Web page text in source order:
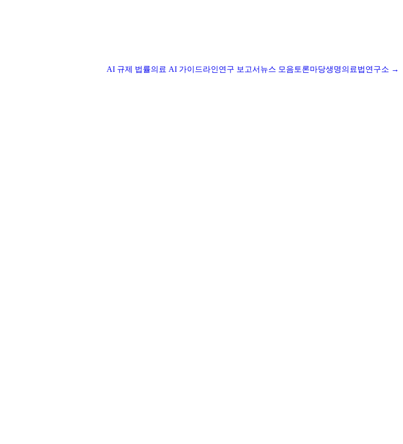
AI 규제 법률의료 AI 가이드라인연구 보고서 뉴스 모음 토론마당생명의료법연구소 →